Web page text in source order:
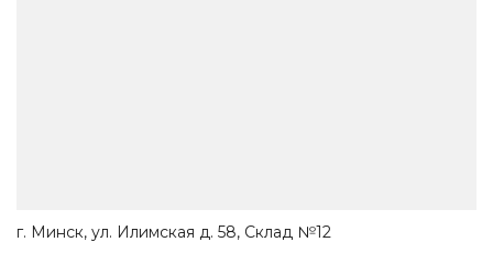
г. Минск, ул. Илимская д. 58, Склад №12